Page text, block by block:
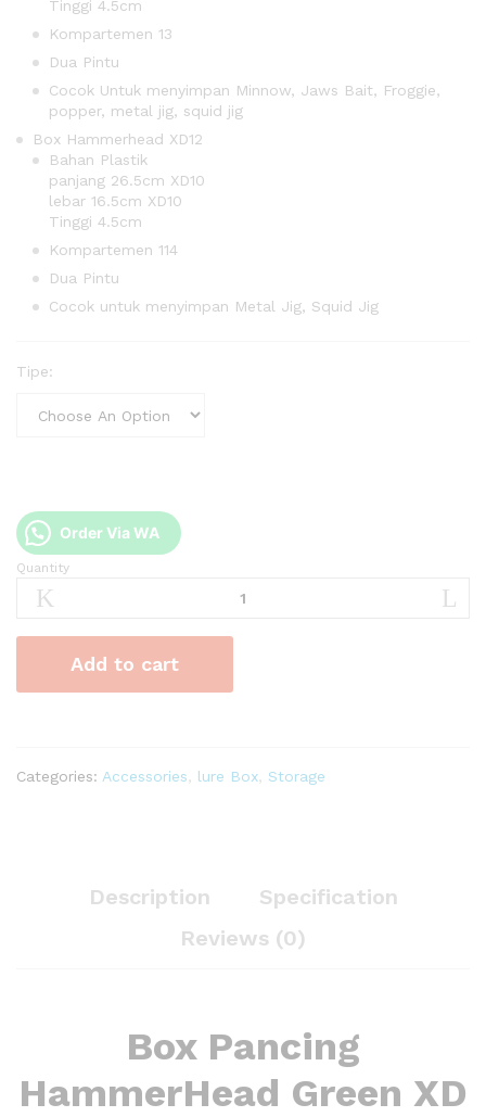
Tinggi 4.5cm
Kompartemen 13
Dua Pintu
Cocok Untuk menyimpan Minnow, Jaws Bait, Froggie,
popper, metal jig, squid jig
Box Hammerhead XD12
Bahan Plastik
panjang 26.5cm XD10
lebar 16.5cm XD10
Tinggi 4.5cm
Kompartemen 114
Dua Pintu
Cocok untuk menyimpan Metal Jig, Squid Jig
Tipe:
Order Via WA
Box
Pancing
Green
quantity
Quantity
Add to cart
Categories: Accessories lure Box Storage
Description
Specification
Reviews (0)
Box Pancing
HammerHead Green XD